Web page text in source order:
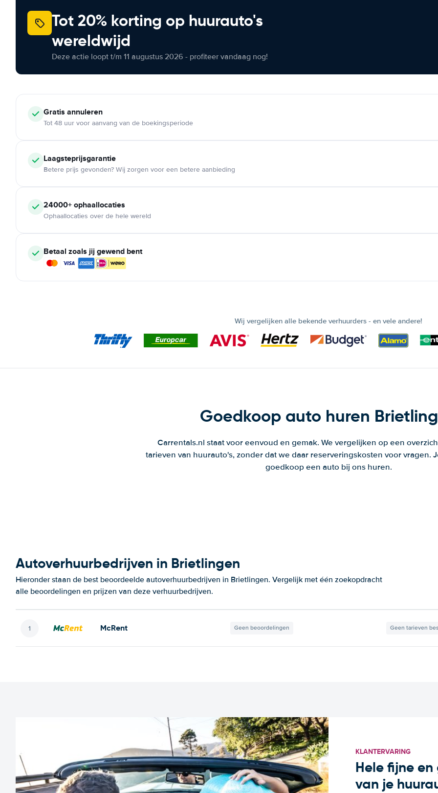
Tot 20% korting op huurauto's
wereldwijd
Deze actie loopt t/m 11 augustus 2026 - profiteer vandaag nog!
Gratis annuleren
Tot 48 uur voor aanvang van de boekingsperiode
Laagsteprijsgarantie
Betere prijs gevonden? Wij zorgen voor een betere aanbieding
24000+ ophaallocaties
Ophaallocaties over de hele wereld
Betaal zoals jij gewend bent
Wij vergelijken alle bekende verhuurders - en vele andere!
Goedkoop auto huren
Carrentals.nl staat voor eenvoud en gemak. We vergelijken op een
tarieven van huurauto's, zonder dat we daar reserveringskosten voor vragen.
goedkoop een auto bij ons huren.
Autoverhuurbedrijven in Brietlingen
Hieronder staan de best beoordeelde autoverhuurbedrijven in Brietlingen. Vergelijk met één zoekopdracht
alle beoordelingen en prijzen van deze verhuurbedrijven.
McRent Geen beoordelingen Geen tarieven
KLANTERVARING
Hele fijne
van je